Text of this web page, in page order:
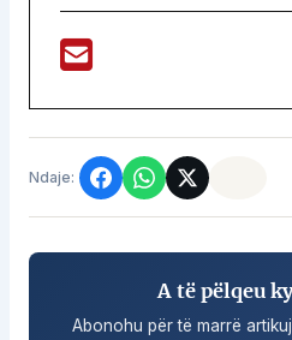
Ndaje:
A të pëlqeu
Abonohu për të marrë